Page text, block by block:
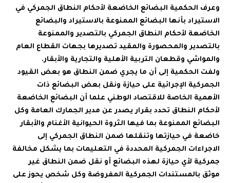
وعرف الحكمية البضائع الخاضعة لأحكام النطاق الجمركي في
الاستيراد بأنها البضائع الممنوعة بالاستيراد والبضائع
الخاضعة لأحكام النطاق الجمركي بالتصدير والممنوعة
بالتصدير والمحصورة والمقيد تصديرها بجهات القطاع العام
والمواشي وقطعان التربية الأهلية والتجارية والأبقار.
ولفت الحكمية إلى أن ما يجري ضمن النطاق هو بعض القيود
الجمركية الإجرائية على حيازة ونقل بعض البضائع ذات
الأهمية الخاصة للاقتصاد الوطني علما أن البضائع الخاضعة
لأحكام النطاق تحدد بقرار يصدر عن مدير الجمارك العامة وكل
البضائع الممنوعة بما فيها الثروة الحيوانية الأغنام والأبقار
خاضعة في حيازتها وتنقلها ضمن النطاق الجمركي إلى
الاجراءات الجمركية المحددة في التعليمات بما يشكل مخالفة
جمركية لأي حيازة لهذه البضائع أو نقل ضمن النطاق غير
موثق بالمستندات الجمركية المفروضة وكل شخص يحوز على